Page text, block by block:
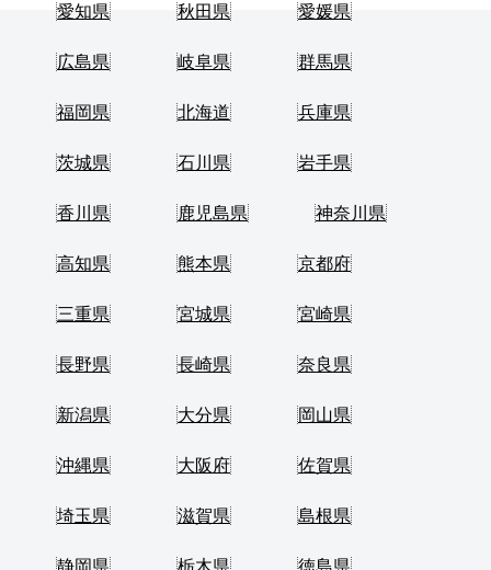
愛知県 秋田県 愛媛県
広島県 岐阜県 群馬県
福岡県 北海道 兵庫県
茨城県 石川県 岩手県
香川県 鹿児島県 神奈川県
高知県 熊本県 京都府
三重県 宮城県 宮崎県
長野県 長崎県 奈良県
新潟県 大分県 岡山県
沖縄県 大阪府 佐賀県
埼玉県 滋賀県 島根県
静岡県 栃木県 徳島県